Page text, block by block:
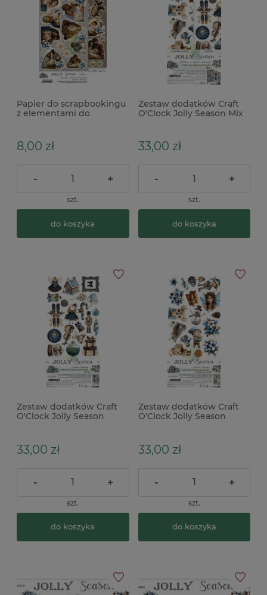
Papier do scrapbookingu
z elementami do
2szt
8,00 zł
- +
szt.
do koszyka
Zestaw dodatków Craft
O'Clock Jolly Season Mix
33,00 zł
- +
szt.
do koszyka
Zestaw dodatków Craft
O'Clock Jolly Season
33,00 zł
- +
szt.
do koszyka
Zestaw dodatków Craft
O'Clock Jolly Season
33,00 zł
- +
szt.
do koszyka